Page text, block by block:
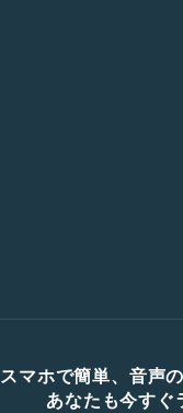
スマホで簡単、音声
あなたも今すぐ